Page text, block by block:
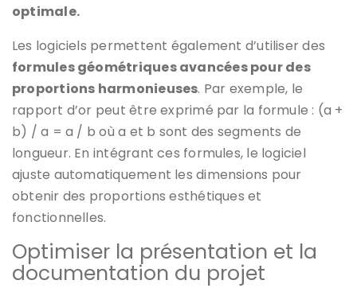
optimale.
Les logiciels permettent également d’utiliser des
formules géométriques avancées pour des
proportions harmonieuses. Par exemple, le
rapport d’or peut être exprimé par la formule : (a +
b) / a = a / b où a et b sont des segments de
longueur. En intégrant ces formules, le logiciel
ajuste automatiquement les dimensions pour
obtenir des proportions esthétiques et
fonctionnelles.
Optimiser la présentation et la
documentation du projet